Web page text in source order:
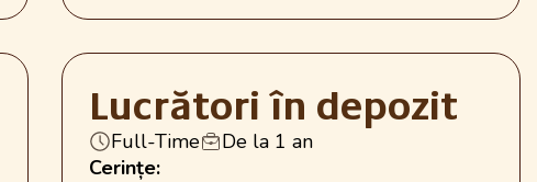
Lucrători în depozit
Full-Time
De la 1 an
Cerințe: